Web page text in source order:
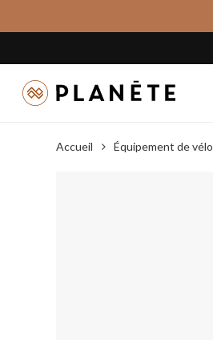
to
content
Accueil Équipement de vélo